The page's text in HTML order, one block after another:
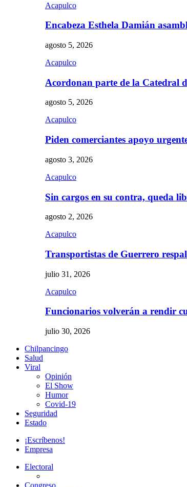
Acapulco
Encabeza Esthela Damián
agosto 5, 2026
Acapulco
Acordonan parte de la Catedral
agosto 5, 2026
Acapulco
Piden comerciantes apoyo
agosto 3, 2026
Acapulco
Sin cargos en su contra, queda
agosto 2, 2026
Acapulco
Transportistas de Guerrero
julio 31, 2026
Acapulco
Funcionarios volverán a rendir
julio 30, 2026
Chilpancingo
Salud
Viral
Opinión
El Show
Humor
Covid-19
Seguridad
Estado
¡Escríbenos!
Empresa
Electoral